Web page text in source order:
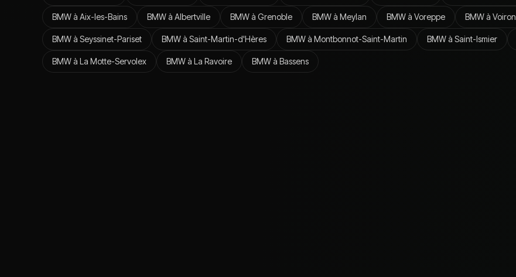
BMWà Aix-les-Bains BMWà Albertville BMWà Grenoble BMWà Meylan BMWà Voreppe BMWà Voiron
BMWà Seyssinet-Pariset BMWà Saint-Martin-d'Hères BMWà Montbonnot-Saint-Martin BMWà Saint-Ismier
BMWà La Motte-Servolex BMWà La Ravoire BMWà Bassens